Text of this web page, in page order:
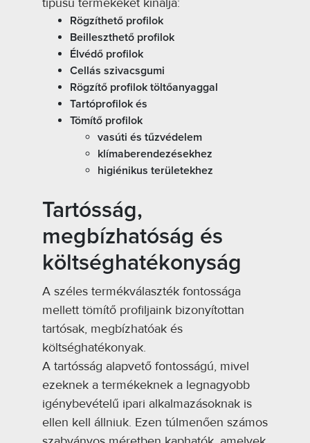
Rögzíthető profilok
Beilleszthető profilok
Élvédő profilok
Cellás szivacsgumi
Rögzítő profilok töltőanyaggal
Tartóprofilok és
Tömítő profilok
vasúti és tűzvédelem
klímaberendezésekhez
higiénikus területekhez
Tartósság,
megbízhatóság és
költséghatékonyság
A széles termékválaszték fontossága
mellett tömítő profiljaink bizonyítottan
tartósak, megbízhatóak és
költséghatékonyak.
A tartósság alapvető fontosságú, mivel
ezeknek a termékeknek a legnagyobb
igénybevételű ipari alkalmazásoknak is
ellen kell állniuk. Ezen túlmenően számos